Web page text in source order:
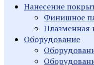
Нанесение
Финишное
Плазменная
Оборудование